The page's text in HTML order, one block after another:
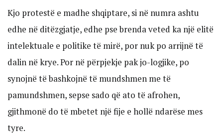
Kjo protestë e madhe shqiptare, si në numra ashtu
edhe në ditëzgjatje, edhe pse brenda veted ka një elitë
intelektuale e politike të mirë, por nuk po arrijnë të
dalin në krye. Por në përpjekje pak jo-logjike, po
synojnë të bashkojnë të mundshmen me të
pamundshmen, sepse sado që ato të afrohen,
gjithmonë do të mbetet një fije e hollë ndarëse mes
tyre.